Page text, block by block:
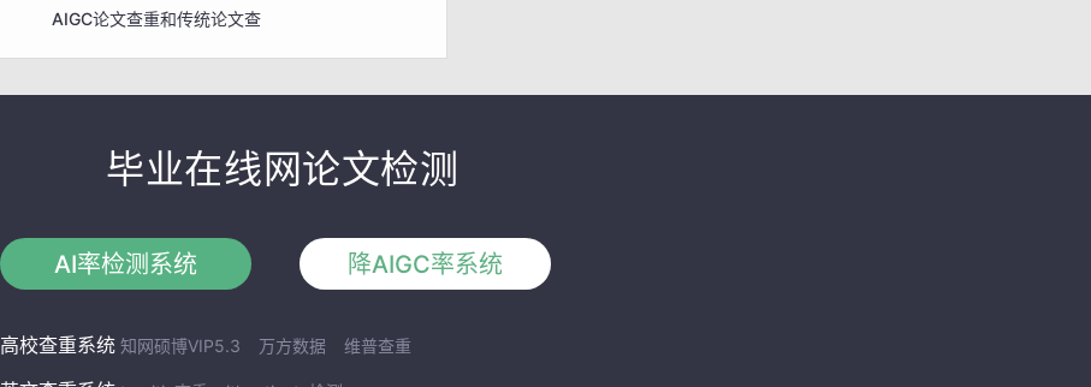
AIGC论文查重和传统论文查
毕业在线网论文检测
AI率检测系统 降AIGC率系统
高校查重系统 知网硕博VIP5.3 万方数据 维普查重